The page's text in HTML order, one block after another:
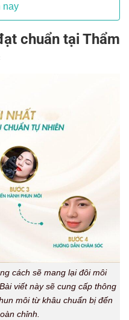
nay
chuẩn tại Thẩm
cách sẽ mang lại đôi môi
viết này sẽ cung cấp thông
môi từ khâu chuẩn bị đến
chỉnh.